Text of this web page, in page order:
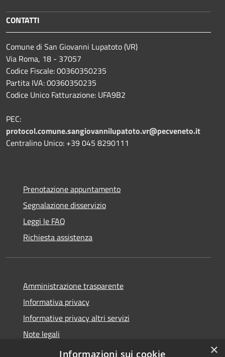
CONTATTI
Comune di San Giovanni Lupatoto (VR)
Via Roma, 18 - 37057
Codice Fiscale: 00360350235
Partita IVA: 00360350235
Codice Unico Fatturazione: UFA9B2
PEC:
protocol.comune.sangiovannilupatoto.vr@pecveneto.it
Centralino Unico: +39 045 8290111
Prenotazione appuntamento
Segnalazione disservizio
Leggi le FAQ
Richiesta assistenza
Amministrazione trasparente
Informativa privacy
Informative privacy altri servizi
Note legali
Dichiarazione di accessibilità
×
Informazioni sui cookie